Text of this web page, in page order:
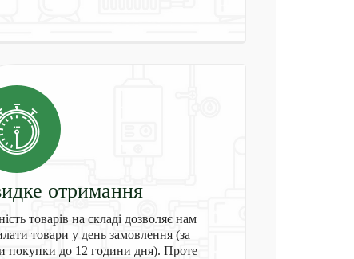
отримання
товарів на складі дозволяє нам
товари у день замовлення (за
покупки до 12 години дня). Проте